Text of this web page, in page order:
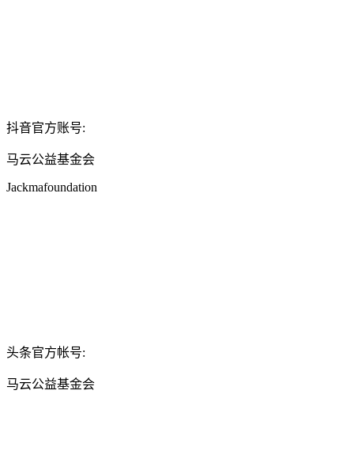
抖音官方账号:
马云公益基金会
Jackmafoundation
头条官方帐号:
马云公益基金会